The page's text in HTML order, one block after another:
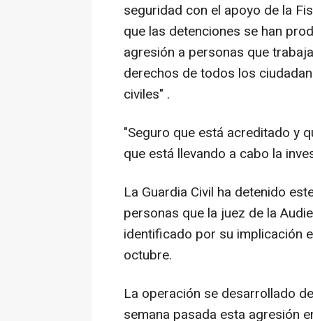
seguridad con el apoyo de la
que las detenciones se han
agresión a personas que
derechos de todos los
civiles" .
"Seguro que está acreditado y
que está llevando a cabo la
La Guardia Civil ha detenido
personas que la juez de la
identificado por su implicación
octubre.
La operación se desarrollado
semana pasada esta agresión